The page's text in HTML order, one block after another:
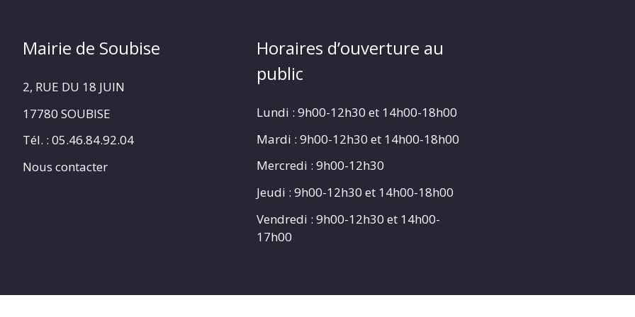
Mairie de Soubise
2, RUE DU 18 JUIN
17780 SOUBISE
Tél. : 05.46.84.92.04
Nous contacter
Horaires d’ouverture au
public
Lundi : 9h00-12h30 et 14h00-18h00
Mardi : 9h00-12h30 et 14h00-18h00
Mercredi : 9h00-12h30
Jeudi : 9h00-12h30 et 14h00-18h00
Vendredi : 9h00-12h30 et 14h00-
17h00